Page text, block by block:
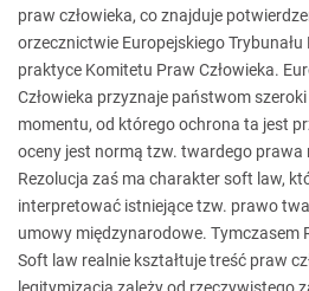
praw człowieka, co znajduje
orzecznictwie Europejskiego Trybunału
praktyce Komitetu Praw Człowieka.
Człowieka przyznaje państwom
momentu, od którego ochrona ta jest
oceny jest normą tzw. twardego prawa
Rezolucja zaś ma charakter soft law,
interpretować istniejące tzw. prawo
umowy międzynarodowe. Tymczasem
Soft law realnie kształtuje treść praw